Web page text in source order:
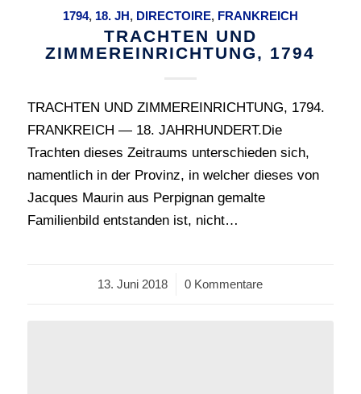
1794, 18. JH, DIRECTOIRE, FRANKREICH
TRACHTEN UND
ZIMMEREINRICHTUNG, 1794
TRACHTEN UND ZIMMEREINRICHTUNG, 1794.
FRANKREICH — 18. JAHRHUNDERT.Die
Trachten dieses Zeitraums unterschieden sich,
namentlich in der Provinz, in welcher dieses von
Jacques Maurin aus Perpignan gemalte
Familienbild entstanden ist, nicht…
13. Juni 2018
/ 0 Kommentare